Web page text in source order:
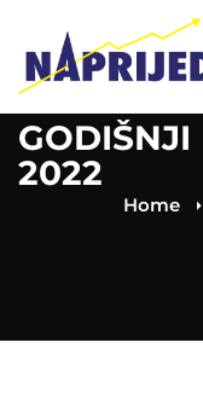
GODIŠNJI
2022
Home